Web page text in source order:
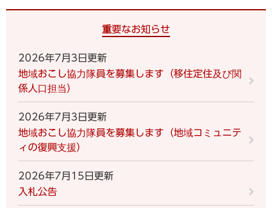
重要なお知らせ
2026年7月3日更新
地域おこし協力隊員を募集します（移住定住及び関
係人口担当）
2026年7月3日更新
地域おこし協力隊員を募集します（地域コミュニテ
ィの復興支援）
2026年7月15日更新
入札公告